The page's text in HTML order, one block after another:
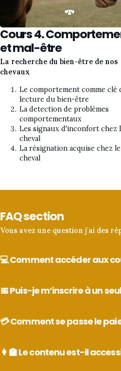
Cours 4.
et mal-être
La recherche du bien-être de nos
chevaux
Le comportement comme clé
lecture du bien-être
La detection de problèmes
comportementaux
Les signaux d'inconfort chez
cheval
La résignation acquise chez le
cheval
FAQ section
Vous avez une question j'ai des
💻 Comment accéder aux
📅 Puis-je m’inscrire à un
💳 Comment se passe le
👩‍🏫 Le contenu est-il